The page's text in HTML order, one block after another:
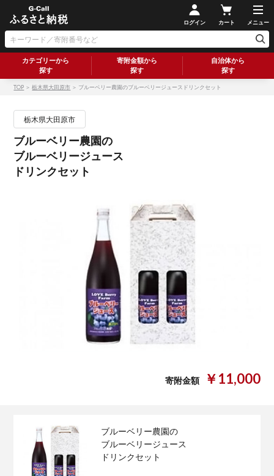
ログイン カート メニュー
カテゴリーから
探す
寄附金額から
探す
自治体から
探す
TOP ＞栃木県大田原市 ＞ ブルーベリー農園のブルーベリージュースドリンクセット
栃木県大田原市
ブルーベリー農園の
ブルーベリージュース
ドリンクセット
寄附金額 ￥11,000
ブルーベリー農園の
ブルーベリージュース
ドリンクセット